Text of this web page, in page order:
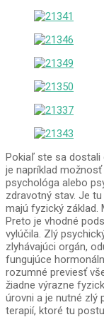
Pokiaľ ste sa dostali
je napríklad
psychológa alebo
zdravotný stav. Je
majú fyzický základ.
Preto je vhodné
vylúčila. Zlý
zlyhávajúci orgán,
fungujúce
rozumné previesť
žiadne výrazne
úrovni a je nutné zlý
terapií, ktoré tu